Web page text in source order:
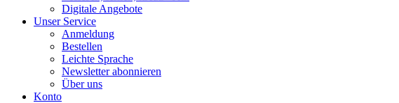
Digitale Angebote
Unser Service
Anmeldung
Bestellen
Leichte Sprache
Newsletter abonnieren
Über uns
Konto